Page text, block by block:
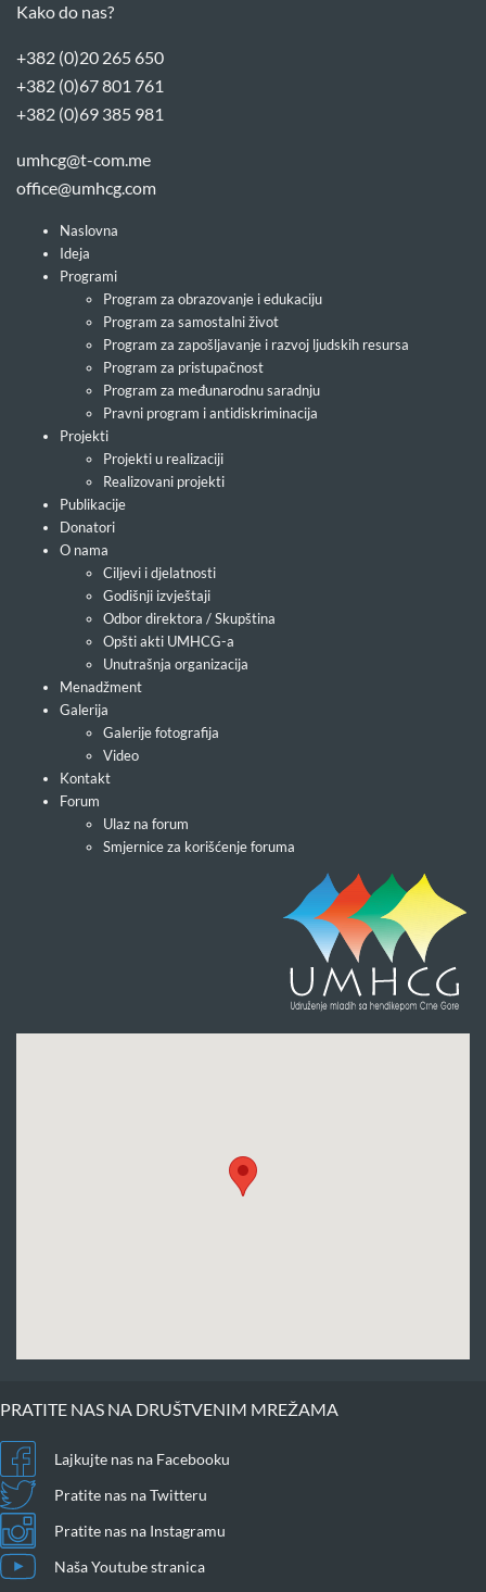
Kako do nas?
+382 (0)20 265 650
+382 (0)67 801 761
+382 (0)69 385 981
umhcg@t-com.me
office@umhcg.com
Naslovna
Ideja
Programi
Program za obrazovanje i edukaciju
Program za samostalni život
Program za zapošljavanje i razvoj ljudskih resursa
Program za pristupačnost
Program za međunarodnu saradnju
Pravni program i antidiskriminacija
Projekti
Projekti u realizaciji
Realizovani projekti
Publikacije
Donatori
O nama
Ciljevi i djelatnosti
Godišnji izvještaji
Odbor direktora / Skupština
Opšti akti UMHCG-a
Unutrašnja organizacija
Menadžment
Galerija
Galerije fotografija
Video
Kontakt
Forum
Ulaz na forum
Smjernice za korišćenje foruma
PRATITE NAS NA DRUŠTVENIM MREŽAMA
Lajkujte nas na Facebooku
Pratite nas na Twitteru
Pratite nas na Instagramu
Naša Youtube stranica